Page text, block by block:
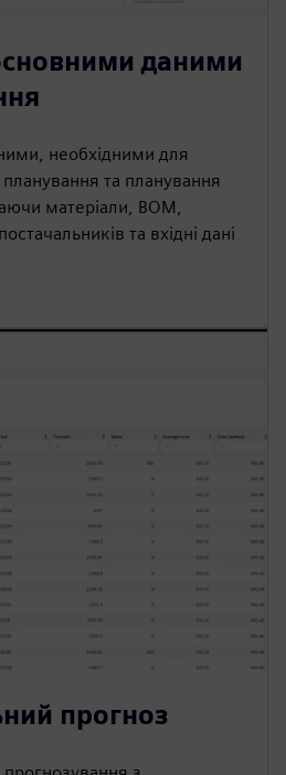
даними
необхідними для
та планування
матеріали, BOM,
та вхідні дані
прогноз